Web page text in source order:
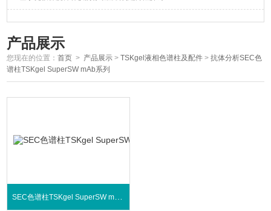
产品展示
您现在的位置：首页 > 产品展示 >TSKgel液相色谱柱及配件 >抗体分析SEC色
谱柱TSKgel SuperSW mAb系列